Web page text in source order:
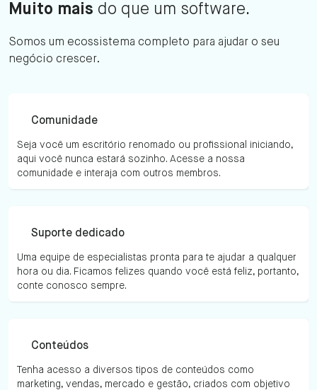
Muito mais do que um software.
Somos um ecossistema completo para ajudar o seu
negócio crescer.
Comunidade
Seja você um escritório renomado ou profissional iniciando,
aqui você nunca estará sozinho. Acesse a nossa
comunidade e interaja com outros membros.
Suporte dedicado
Uma equipe de especialistas pronta para te ajudar a qualquer
hora ou dia. Ficamos felizes quando você está feliz, portanto,
conte conosco sempre.
Conteúdos
Tenha acesso a diversos tipos de conteúdos como
marketing, vendas, mercado e gestão, criados com objetivo